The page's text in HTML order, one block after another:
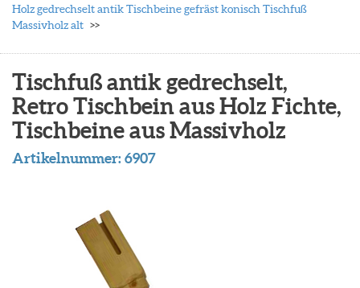
Holz gedrechselt antik Tischbeine gefräst konisch Tischfuß
Massivholz alt
Tischfuß antik gedrechselt,
Retro Tischbein aus Holz Fichte,
Tischbeine aus Massivholz
Artikelnummer:6907